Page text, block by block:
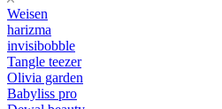
Weisen
harizma
invisibobble
Tangle teezer
Olivia garden
Babyliss pro